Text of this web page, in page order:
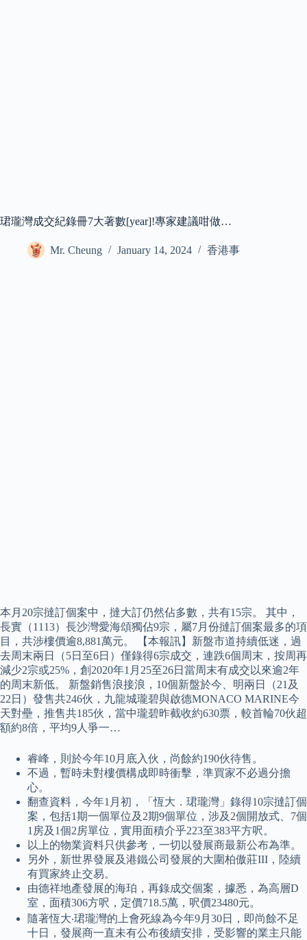
珺瓏灣成交紀錄冊7大著數[year]!專家建議咁做…
Mr. Cheung January 14, 2024 香港事
本月20宗撻訂個案中，撻大訂仍然佔多數，共有15宗。 其中，
長實（1113）長沙灣愛海頌獨佔9宗，屬7月份撻訂個案最多的項
目，共涉樓價逾8,881萬元。 【本報訊】新盤市道持續低迷，過
去周末兩日（5日至6日）僅錄得6宗成交，連跌6個周末，按周再
減少2宗或25%，創2020年1月25至26日當周末有成交以來逾2年
的周末新低。 新盤銷售浪接浪，10個新盤於今、明兩日（21及
22日）發售共246伙，九龍城瓏碧與啟德MONACO MARINE今
天對壘，推售共185伙，當中瓏碧昨截收約630票，較首輪70伙超
額約8倍，平均9人爭一…
睿峰，則於今年10月底入伙，尚餘約190伙待售。
不過，暫時未對樓價構成即時衝擊，準買家不必過分擔
心。
翻查資料，今年1月初，「恆大．珺瓏灣」錄得10宗撻訂個
案，包括1期一個單位及2期9個單位，涉及2個開放式、7個
1房及1個2房單位，實用面積介乎223至383平方呎。
以上的物業資料只供參考，一切以發展商最新公布為準。
另外，新世界發展及港鐵公司發展的大圍柏傲莊III，陸續
有買家終止交易。
由德祥地產發展的海珀，再錄成交個案，據悉，為高層D
室，面積306方呎，定價718.5萬，呎價23480元。
隨著恆大‧珺瓏灣的上會死線為今年9月30日，即尚餘不足
十日，發展商一直未有公布後續安排，受影響的業主只能